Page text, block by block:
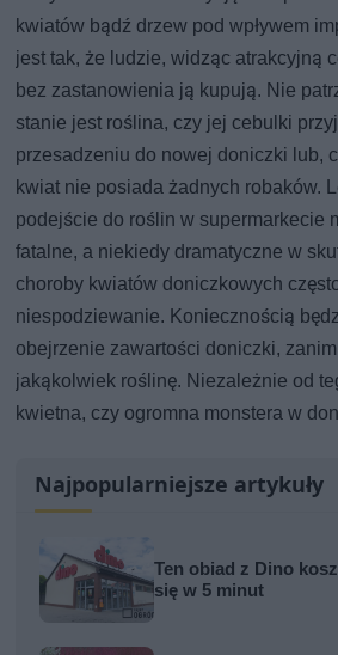
kwiatów bądź drzew pod wpływem
jest tak, że ludzie, widząc atrakcyjną
bez zastanowienia ją kupują. Nie
stanie jest roślina, czy jej cebulki
przesadzeniu do nowej doniczki lub,
kwiat nie posiada żadnych robaków.
podejście do roślin w supermarkecie
fatalne, a niekiedy dramatyczne w
choroby kwiatów doniczkowych
niespodziewanie. Koniecznością
obejrzenie zawartości doniczki,
jakąkolwiek roślinę. Niezależnie od
kwietna, czy ogromna monstera w
Najpopularniejsze artykuły
Ten obiad z Dino
się w 5 minut